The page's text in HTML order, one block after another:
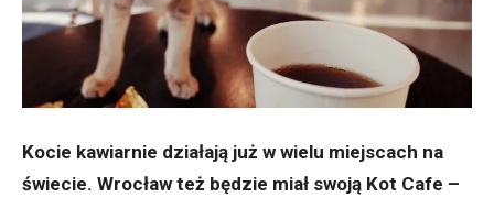
Kocie kawiarnie działają już w wielu miejscach na
świecie. Wrocław też będzie miał swoją Kot Cafe –